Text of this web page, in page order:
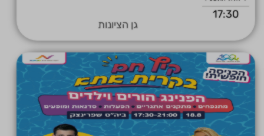
17:30
גן הציונות